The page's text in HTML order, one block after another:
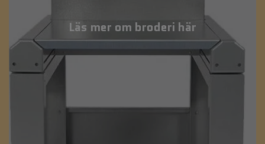
Läs mer om broderi här